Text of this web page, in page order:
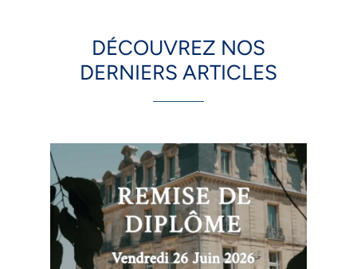
DÉCOUVREZ NOS
DERNIERS ARTICLES